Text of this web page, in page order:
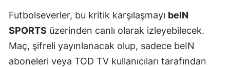
Futbolseverler, bu kritik karşılaşmayı beIN
SPORTS üzerinden canlı olarak izleyebilecek.
Maç, şifreli yayınlanacak olup, sadece beIN
aboneleri veya TOD TV kullanıcıları tarafından